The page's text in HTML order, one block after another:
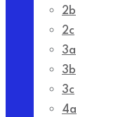
2b
2c
3a
3b
3c
4a